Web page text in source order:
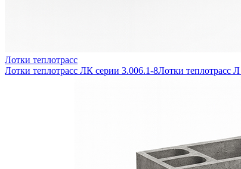
Лотки теплотрасс
Лотки теплотрасс ЛК серии 3.006.1-8Лотки теплотрасс